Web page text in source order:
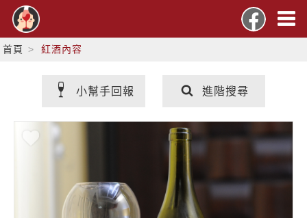
首頁 紅酒內容
小幫手回報 進階搜尋